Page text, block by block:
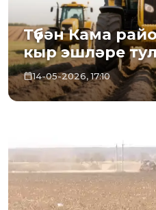
Түбән Кама
кыр эшләре
14-05-2026, 17:10